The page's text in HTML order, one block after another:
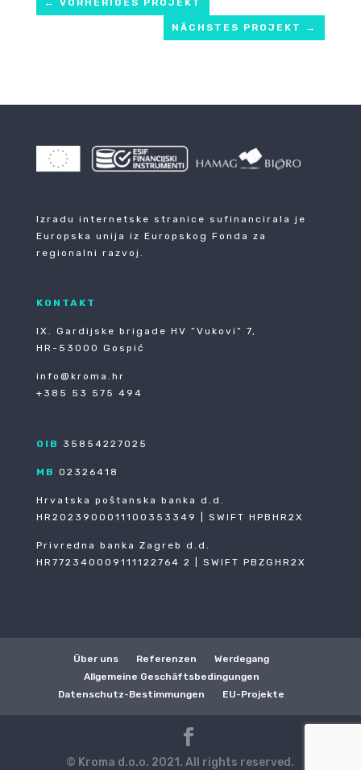
NÄCHSTES PROJEKT →
Izradu internetske stranice sufinancirala je
Europska unija iz Europskog Fonda za
regionalni razvoj.
KONTAKT
IX. Gardijske brigade HV ”Vukovi” 7,
HR-53000 Gospić
info@kroma.hr
+385 53 575 494
OIB 35854227025
MB 02326418
Hrvatska poštanska banka d.d.
HR2023900011100353349 | SWIFT HPBHR2X
Privredna banka Zagreb d.d.
HR772340009111122764 2 | SWIFT PBZGHR2X
Über uns Referenzen
Werdegang
Allgemeine Geschäftsbedingungen
Datenschutz-Bestimmungen
EU-Projekte
© Kroma d.o.o. 2021. All rights reserved.